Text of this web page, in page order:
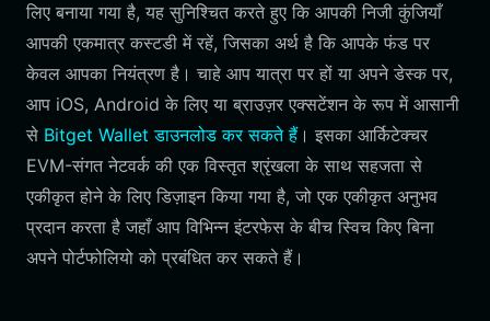
लिए बनाया गया है, यह सुनिश्चित करते हुए कि आपकी निजी कुंजियाँ
आपकी एकमात्र कस्टडी में रहें, जिसका अर्थ है कि आपके फंड पर
केवल आपका नियंत्रण है। चाहे आप यात्रा पर हों या अपने डेस्क पर,
आप iOS, Android के लिए या ब्राउज़र एक्सटेंशन के रूप में आसानी
से Bitget Wallet डाउनलोड कर सकते हैं। इसका आर्किटेक्चर
EVM-संगत नेटवर्क की एक विस्तृत श्रृंखला के साथ सहजता से
एकीकृत होने के लिए डिज़ाइन किया गया है, जो एक एकीकृत अनुभव
प्रदान करता है जहाँ आप विभिन्न इंटरफेस के बीच स्विच किए बिना
अपने पोर्टफोलियो को प्रबंधित कर सकते हैं।